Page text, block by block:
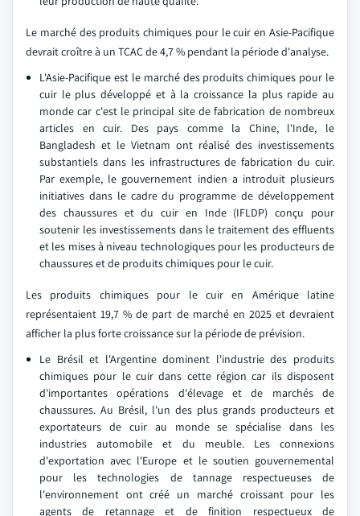
Le marché des produits chimiques pour le cuir en Asie-Pacifique
devrait croître à un TCAC de 4,7 % pendant la période d'analyse.
L'Asie-Pacifique est le marché des produits chimiques pour le
cuir le plus développé et à la croissance la plus rapide au
monde car c'est le principal site de fabrication de nombreux
articles en cuir. Des pays comme la Chine, l'Inde, le
Bangladesh et le Vietnam ont réalisé des investissements
substantiels dans les infrastructures de fabrication du cuir.
Par exemple, le gouvernement indien a introduit plusieurs
initiatives dans le cadre du programme de développement
des chaussures et du cuir en Inde (IFLDP) conçu pour
soutenir les investissements dans le traitement des effluents
et les mises à niveau technologiques pour les producteurs de
chaussures et de produits chimiques pour le cuir.
Les produits chimiques pour le cuir en Amérique latine
représentaient 19,7 % de part de marché en 2025 et devraient
afficher la plus forte croissance sur la période de prévision.
Le Brésil et l'Argentine dominent l'industrie des produits
chimiques pour le cuir dans cette région car ils disposent
d'importantes opérations d'élevage et de marchés de
chaussures. Au Brésil, l'un des plus grands producteurs et
exportateurs de cuir au monde se spécialise dans les
industries automobile et du meuble. Les connexions
d'exportation avec l'Europe et le soutien gouvernemental
pour les technologies de tannage respectueuses de
l'environnement ont créé un marché croissant pour les
agents de retannage et de finition respectueux de